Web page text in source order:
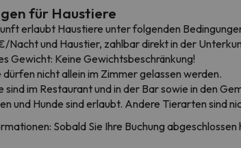
für Haustiere
erlaubt Haustiere unter folgenden
Nacht und Haustier, zahlbar direkt in der
Gewicht: Keine Gewichtsbeschränkung!
dürfen nicht allein im Zimmer gelassen werden.
sind im Restaurant und in der Bar sowie in den
und Hunde sind erlaubt. Andere Tierarten sind
Sobald Sie Ihre Buchung